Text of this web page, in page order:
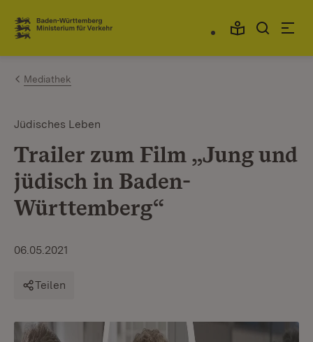
Zum Inhalt springen
Link zur Startseite
Mediathek
Jüdisches Leben
Trailer zum Film „Jung und
jüdisch in Baden-
Württemberg“
06.05.2021
Teilen